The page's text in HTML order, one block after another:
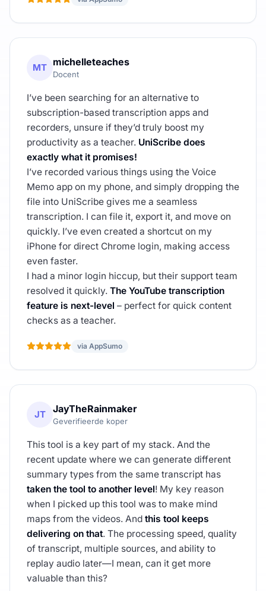
MT michelleteaches
Docent
I’ve been searching for an alternative to
subscription-based transcription apps and
recorders, unsure if they’d truly boost my
productivity as a teacher. UniScribe does
exactly what it promises!
I’ve recorded various things using the Voice
Memo app on my phone, and simply dropping the
file into UniScribe gives me a seamless
transcription. I can file it, export it, and move on
quickly. I’ve even created a shortcut on my
iPhone for direct Chrome login, making access
even faster.
I had a minor login hiccup, but their support team
resolved it quickly. The YouTube transcription
feature is next-level – perfect for quick content
checks as a teacher.
via AppSumo
JT JayTheRainmaker
Geverifieerde koper
This tool is a key part of my stack. And the
recent update where we can generate different
summary types from the same transcript has
taken the tool to another level! My key reason
when I picked up this tool was to make mind
maps from the videos. And this tool keeps
delivering on that. The processing speed, quality
of transcript, multiple sources, and ability to
replay audio later—I mean, can it get more
valuable than this?